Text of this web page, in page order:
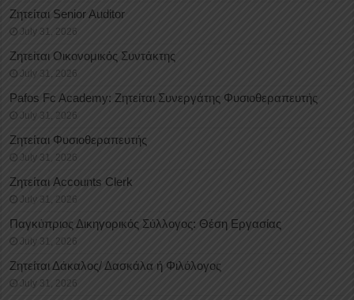
Ζητείται Senior Auditor
July 31, 2026
Ζητείται Οικονομικός Συντάκτης
July 31, 2026
Pafos Fc Academy: Ζητείται Συνεργάτης Φυσιοθεραπευτής
July 31, 2026
Ζητείται Φυσιοθεραπευτής
July 31, 2026
Ζητείται Accounts Clerk
July 31, 2026
Παγκύπριος Δικηγορικός Σύλλογος: Θέση Εργασίας
July 31, 2026
Ζητείται Δάκαλος/ Δασκάλα ή Φιλόλογος
July 31, 2026